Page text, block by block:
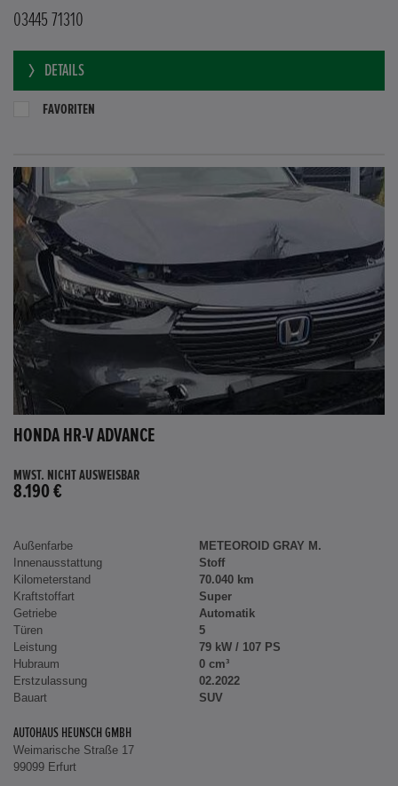
03445 71310
DETAILS
FAVORITEN
HONDA HR-V ADVANCE
MWST. NICHT AUSWEISBAR
8.190 €
Außenfarbe
METEOROID GRAY M.
Innenausstattung
Stoff
Kilometerstand
70.040 km
Kraftstoffart
Super
Getriebe
Automatik
Türen
5
Leistung
79 kW / 107 PS
Hubraum
0 cm³
Erstzulassung
02.2022
Bauart
SUV
AUTOHAUS HEUNSCH GMBH
Weimarische Straße 17
99099 Erfurt